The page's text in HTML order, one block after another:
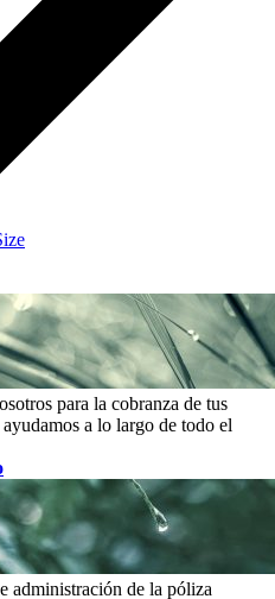
para la cobranza de tus
a lo largo de todo el
administración de la póliza